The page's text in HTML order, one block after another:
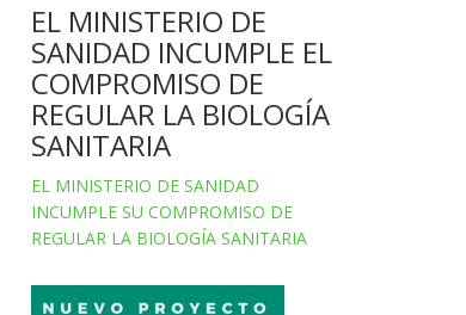
EL MINISTERIO DE
SANIDAD INCUMPLE EL
COMPROMISO DE
REGULAR LA BIOLOGÍA
SANITARIA
EL MINISTERIO DE SANIDAD
INCUMPLE SU COMPROMISO DE
REGULAR LA BIOLOGÍA SANITARIA